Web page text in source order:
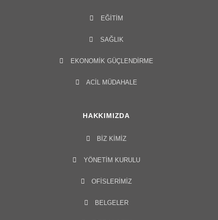
EĞITIM
SAĞLIK
EKONOMIK GÜÇLENDIRME
ACIL MÜDAHALE
HAKKIMIZDA
BIZ KIMIZ
YÖNETIM KURULU​
OFISLERIMIZ
BELGELER